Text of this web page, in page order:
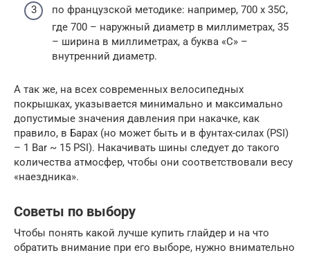
по французской методике: например, 700 x 35C,
где 700 – наружный диаметр в миллиметрах, 35
– ширина в миллиметрах, а буква «C» –
внутренний диаметр.
А так же, на всех современных велосипедных
покрышках, указывается минимально и максимально
допустимые значения давления при накачке, как
правило, в Барах (но может быть и в фунтах-силах (PSI)
– 1 Bar ~ 15 PSI). Накачивать шины следует до такого
количества атмосфер, чтобы они соответствовали весу
«наездника».
Советы по выбору
Чтобы понять какой лучше купить глайдер и на что
обратить внимание при его выборе, нужно внимательно